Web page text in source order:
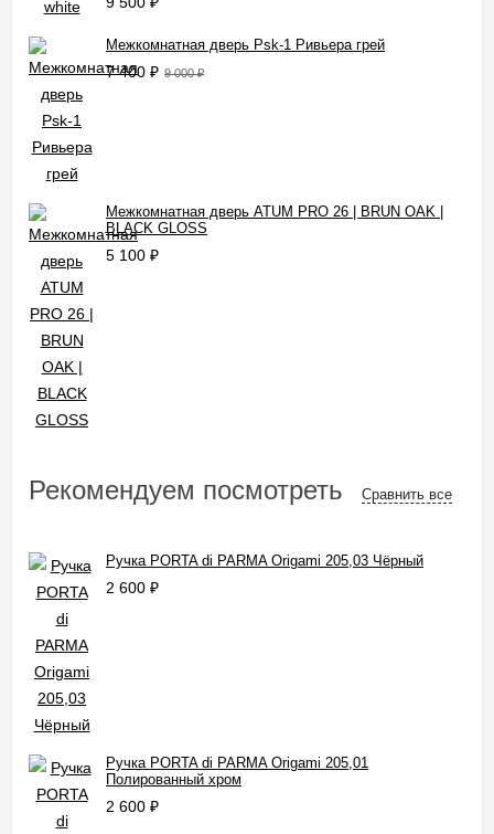
Межкомнатная дверь Psk-1 Ривьера грей
7 400 ₽ 9 000₽
Межкомнатная дверь ATUM PRO 26 | BRUN OAK |
BLACK GLOSS
5 100 ₽
Рекомендуем посмотреть Сравнить все
Ручка PORTA di PARMA Origami 205,03 Чёрный
2 600 ₽
Ручка PORTA di PARMA Origami 205,01
Полированный хром
2 600 ₽